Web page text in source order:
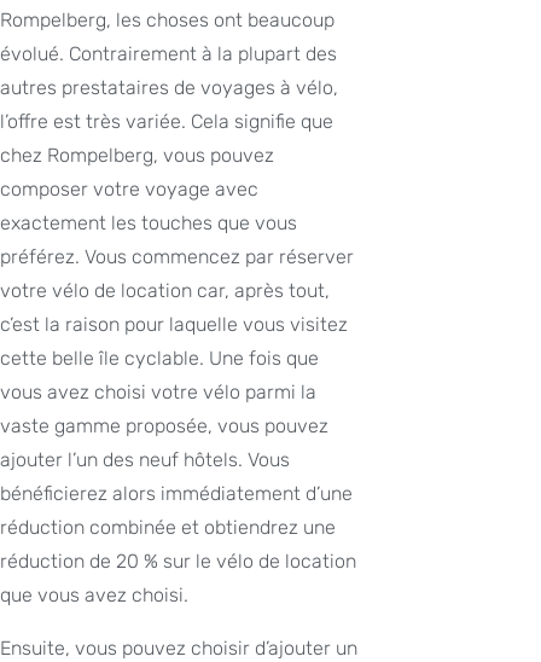
Rompelberg, les choses ont beaucoup
évolué. Contrairement à la plupart des
autres prestataires de voyages à vélo,
l’offre est très variée. Cela signifie que
chez Rompelberg, vous pouvez
composer votre voyage avec
exactement les touches que vous
préférez. Vous commencez par réserver
votre vélo de location car, après tout,
c’est la raison pour laquelle vous visitez
cette belle île cyclable. Une fois que
vous avez choisi votre vélo parmi la
vaste gamme proposée, vous pouvez
ajouter l’un des neuf hôtels. Vous
bénéficierez alors immédiatement d’une
réduction combinée et obtiendrez une
réduction de 20 % sur le vélo de location
que vous avez choisi.
Ensuite, vous pouvez choisir d’ajouter un